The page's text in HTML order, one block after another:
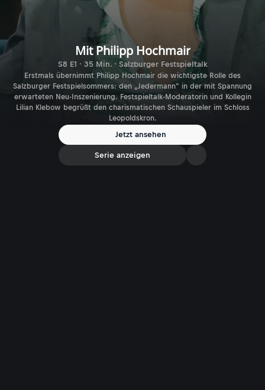
Mit Philipp Hochmair
S8 E1 · 35 Min. · Salzburger Festspieltalk
Erstmals übernimmt Philipp Hochmair die wichtigste Rolle des
Salzburger Festspielsommers: den „Jedermann“ in der mit Spannung
erwarteten Neu-Inszenierung. Festspieltalk-Moderatorin und Kollegin
Lilian Klebow begrüßt den charismatischen Schauspieler im Schloss
Leopoldskron.
Jetzt ansehen
Serie anzeigen